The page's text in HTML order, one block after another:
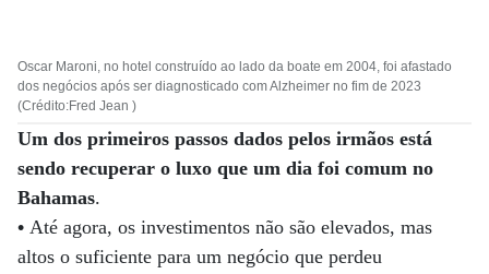
Oscar Maroni, no hotel construído ao lado da boate em 2004, foi afastado
dos negócios após ser diagnosticado com Alzheimer no fim de 2023
(Crédito:Fred Jean )
Um dos primeiros passos dados pelos irmãos está
sendo recuperar o luxo que um dia foi comum no
Bahamas.
• Até agora, os investimentos não são elevados, mas
altos o suficiente para um negócio que perdeu